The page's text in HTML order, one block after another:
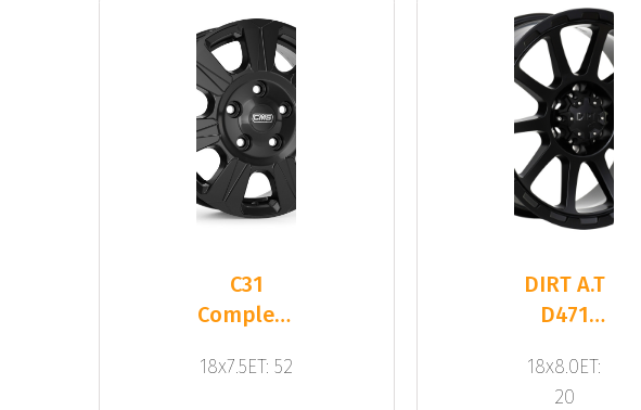
C31
Complete
Gloss
18x7.5ET: 52
DIRT A.T
D471
18x8.0ET:
20